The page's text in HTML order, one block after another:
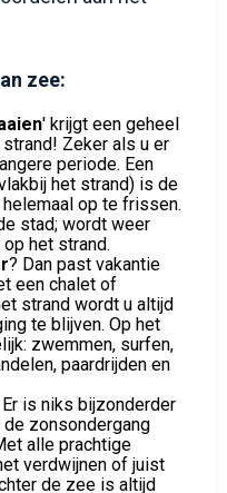
zee:
' krijgt een geheel
Zeker als u er
periode. Een
het strand) is de
op te frissen.
stad; wordt weer
het strand.
? Dan past vakantie
een chalet of
strand wordt u altijd
te blijven. Op het
zwemmen, surfen,
paardrijden en
is niks bijzonderder
zonsondergang
alle prachtige
verdwijnen of juist
de zee is altijd